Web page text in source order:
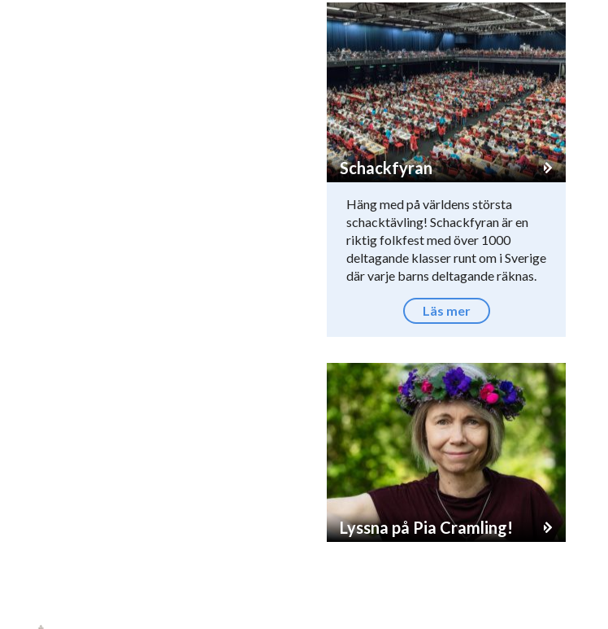
Schackfyran
Häng med på världens största
schacktävling! Schackfyran är en
riktig folkfest med över 1000
deltagande klasser runt om i Sverige
där varje barns deltagande räknas.
Läs mer
Lyssna på Pia Cramling!